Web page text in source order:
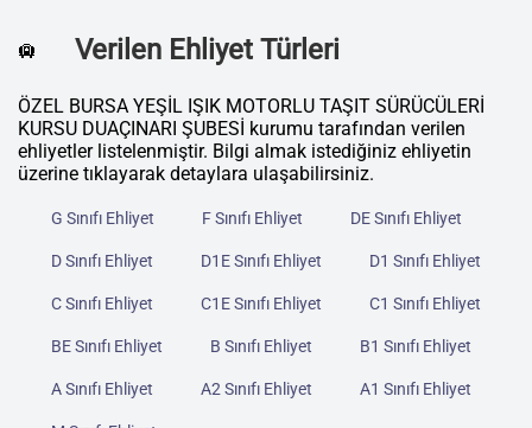
🛄 Verilen Ehliyet Türleri
ÖZEL BURSA YEŞİL IŞIK MOTORLU TAŞIT SÜRÜCÜLERİ
KURSU DUAÇINARI ŞUBESİ kurumu tarafından verilen
ehliyetler listelenmiştir. Bilgi almak istediğiniz ehliyetin
üzerine tıklayarak detaylara ulaşabilirsiniz.
G Sınıfı Ehliyet F Sınıfı Ehliyet DE Sınıfı Ehliyet
D Sınıfı Ehliyet D1E Sınıfı Ehliyet D1 Sınıfı Ehliyet
C Sınıfı Ehliyet C1E Sınıfı Ehliyet C1 Sınıfı Ehliyet
BE Sınıfı Ehliyet B Sınıfı Ehliyet B1 Sınıfı Ehliyet
A Sınıfı Ehliyet A2 Sınıfı Ehliyet A1 Sınıfı Ehliyet